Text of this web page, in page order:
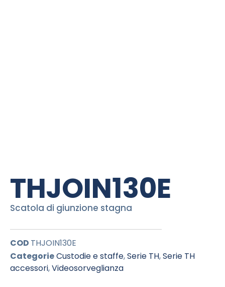
THJOIN130E
Scatola di giunzione stagna
COD THJOIN130E
CategorieCustodie e staffe,Serie TH,Serie TH
accessori,Videosorveglianza